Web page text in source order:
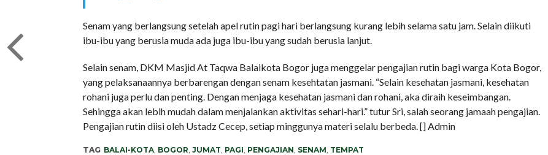
Senam yang berlangsung setelah apel rutin pagi hari berlangsung kurang lebih selama satu jam. Selain diikuti
ibu-ibu yang berusia muda ada juga ibu-ibu yang sudah berusia lanjut.
Selain senam, DKM Masjid At Taqwa Balaikota Bogor juga menggelar pengajian rutin bagi warga Kota Bogor,
yang pelaksanaannya berbarengan dengan senam kesehtatan jasmani. “Selain kesehatan jasmani, kesehatan
rohani juga perlu dan penting. Dengan menjaga kesehatan jasmani dan rohani, aka diraih keseimbangan.
Sehingga akan lebih mudah dalam menjalankan aktivitas sehari-hari.” tutur Sri, salah seorang jamaah pengajian.
Pengajian rutin diisi oleh Ustadz Cecep, setiap minggunya materi selalu berbeda. [] Admin
TAG BALAI-KOTA, BOGOR, JUMAT, PAGI, PENGAJIAN, SENAM, TEMPAT